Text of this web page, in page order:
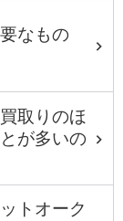
なもの
取りのほ
が多いの
トオーク